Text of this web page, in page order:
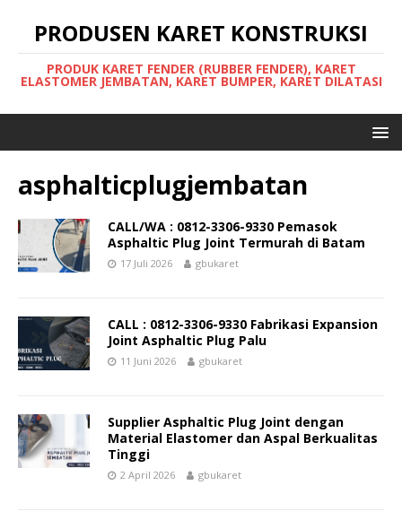
PRODUSEN KARET KONSTRUKSI
PRODUK KARET FENDER (RUBBER FENDER), KARET
ELASTOMER JEMBATAN, KARET BUMPER, KARET DILATASI
asphalticplugjembatan
CALL/WA : 0812-3306-9330 Pemasok
Asphaltic Plug Joint Termurah di Batam
17 Juli 2026 gbukaret
CALL : 0812-3306-9330 Fabrikasi Expansion
Joint Asphaltic Plug Palu
11 Juni 2026 gbukaret
Supplier Asphaltic Plug Joint dengan
Material Elastomer dan Aspal Berkualitas
Tinggi
2 April 2026 gbukaret